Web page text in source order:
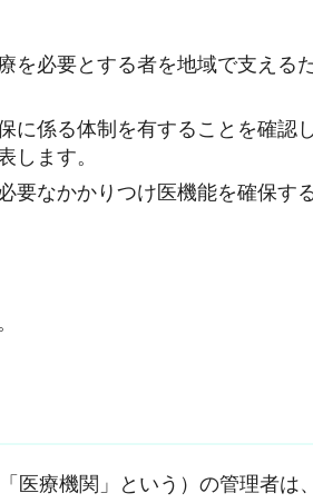
を必要とする者を地域で支える
に係る体制を有することを確認
します。
要なかかりつけ医機能を確保す
医療機関」という）の管理者は